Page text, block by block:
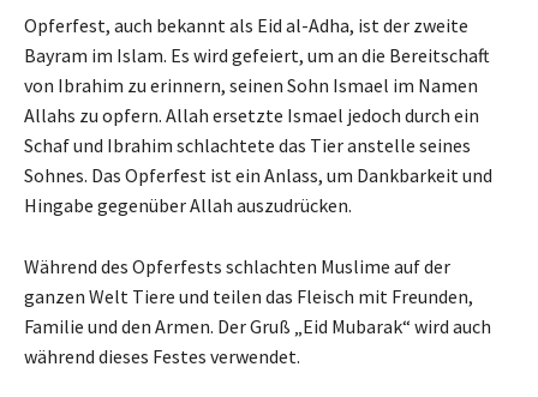
Opferfest, auch bekannt als Eid al-Adha, ist der zweite
Bayram im Islam. Es wird gefeiert, um an die Bereitschaft
von Ibrahim zu erinnern, seinen Sohn Ismael im Namen
Allahs zu opfern. Allah ersetzte Ismael jedoch durch ein
Schaf und Ibrahim schlachtete das Tier anstelle seines
Sohnes. Das Opferfest ist ein Anlass, um Dankbarkeit und
Hingabe gegenüber Allah auszudrücken.
Während des Opferfests schlachten Muslime auf der
ganzen Welt Tiere und teilen das Fleisch mit Freunden,
Familie und den Armen. Der Gruß „Eid Mubarak“ wird auch
während dieses Festes verwendet.